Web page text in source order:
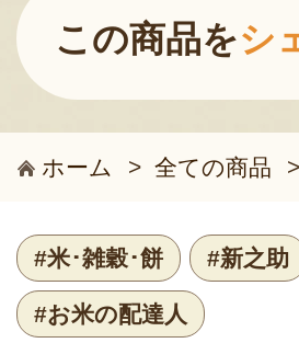
この商品をシ
ホーム > 全ての商品 >
#米･雑穀･餅 #新之助
#お米の配達人